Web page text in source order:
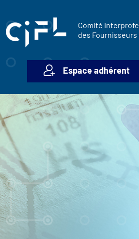
Comité
des
Espace adhérent